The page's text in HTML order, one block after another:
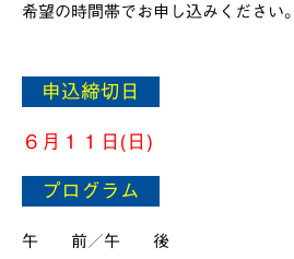
希望の時間帯でお申し込みください。
申込締切日
６月１１日(日)
プログラム
午 前／午 後